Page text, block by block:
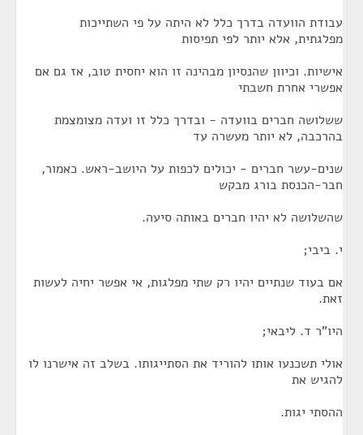
עבודת הוועדה בדרך כלל לא היתה על פי השתייכות
מפלגתית, אלא יותר לפי תפיסות
אישיות. וכיוון שהנסיון מבהינה זו הוא יחסית טוב, אז גם אם
אפשרי אחרת חשבתי
ששלושה חברים בוועדה - ובדרך כלל זו ועדה מצומצמת
בהרכבה, לא יותר מעשרה עד
שנים-עשר חברים - יכולים לכפות על היושב-ראש. כאמור,
חבר-הכנסת בורג מבקש
שהשלושה לא יהיו חברים באותה סיעה.
י. ביבי;
אם בעוד שנתיים יהיו רק שתי מפלגות, אי אפשר יחיה לעשות
זאת.
היו"ר ד. ליבאי;
אולי תשכנעו אותו להוריד את הסתייגותו. בשלב זה אישרנו לו
להגיש את
ההסתי יגות.